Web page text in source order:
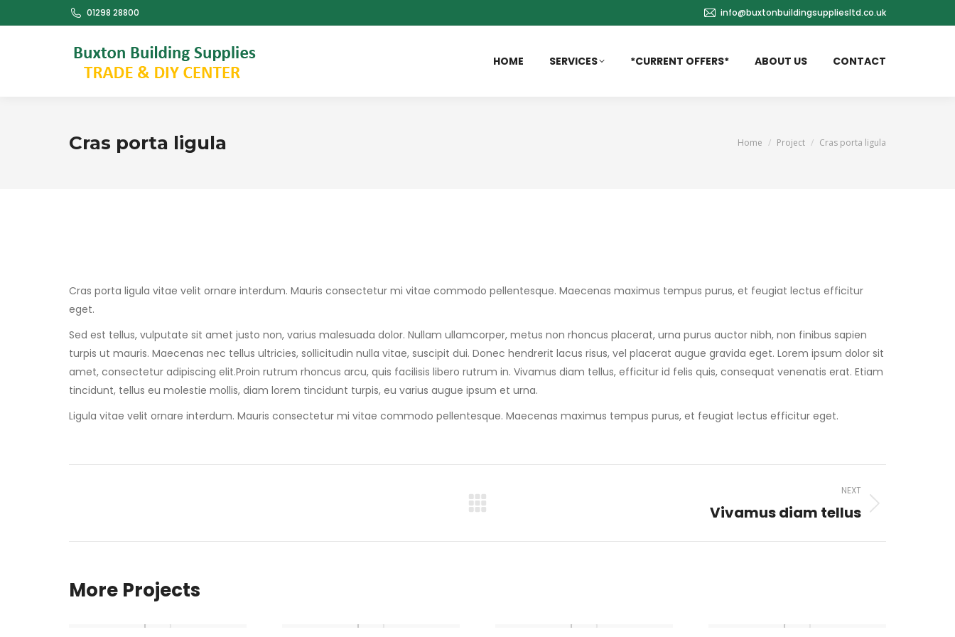
01298 28800 info@buxtonbuildingsuppliesltd.co.uk
HOME SERVICES *CURRENT OFFERS* ABOUT US CONTACT
Cras porta ligula You are here:
Home Project Cras porta ligula
Cras porta ligula vitae velit ornare interdum. Mauris consectetur mi vitae commodo pellentesque. Maecenas maximus tempus purus, et feugiat lectus efficitur
eget.
Sed est tellus, vulputate sit amet justo non, varius malesuada dolor. Nullam ullamcorper, metus non rhoncus placerat, urna purus auctor nibh, non finibus sapien
turpis ut mauris. Maecenas nec tellus ultricies, sollicitudin nulla vitae, suscipit dui. Donec hendrerit lacus risus, vel placerat augue gravida eget. Lorem ipsum dolor sit
amet, consectetur adipiscing elit.Proin rutrum rhoncus arcu, quis facilisis libero rutrum in. Vivamus diam tellus, efficitur id felis quis, consequat venenatis erat. Etiam
tincidunt, tellus eu molestie mollis, diam lorem tincidunt turpis, eu varius augue ipsum et urna.
Ligula vitae velit ornare interdum. Mauris consectetur mi vitae commodo pellentesque. Maecenas maximus tempus purus, et feugiat lectus efficitur eget.
NEXT
Vivamus diam tellus
More Projects